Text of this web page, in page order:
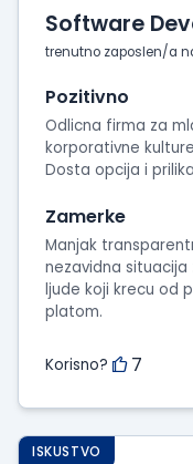
Software
trenutno zaposlen/a
Pozitivno
Odlicna firma za
korporativne
Dosta opcija i
Zamerke
Manjak
nezavidna
ljude koji krecu od
platom.
Korisno? 7
ISKUSTVO